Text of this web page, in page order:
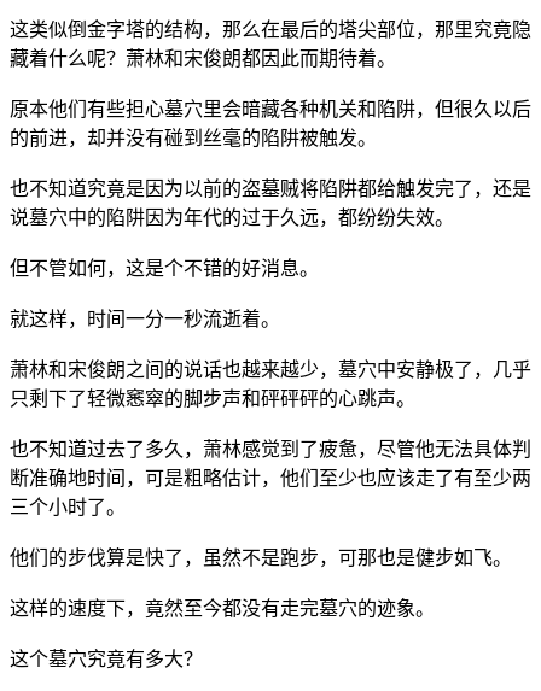
这类似倒金字塔的结构，那么在最后的塔尖部位，那里究竟隐
藏着什么呢？萧林和宋俊朗都因此而期待着。
原本他们有些担心墓穴里会暗藏各种机关和陷阱，但很久以后
的前进，却并没有碰到丝毫的陷阱被触发。
也不知道究竟是因为以前的盗墓贼将陷阱都给触发完了，还是
说墓穴中的陷阱因为年代的过于久远，都纷纷失效。
但不管如何，这是个不错的好消息。
就这样，时间一分一秒流逝着。
萧林和宋俊朗之间的说话也越来越少，墓穴中安静极了，几乎
只剩下了轻微窸窣的脚步声和砰砰砰的心跳声。
也不知道过去了多久，萧林感觉到了疲惫，尽管他无法具体判
断准确地时间，可是粗略估计，他们至少也应该走了有至少两
三个小时了。
他们的步伐算是快了，虽然不是跑步，可那也是健步如飞。
这样的速度下，竟然至今都没有走完墓穴的迹象。
这个墓穴究竟有多大？